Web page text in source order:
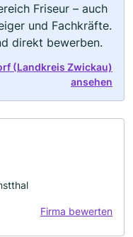
Friseur – auch
und Fachkräfte.
direkt bewerben.
(Landkreis Zwickau)
ansehen
Firma bewerten